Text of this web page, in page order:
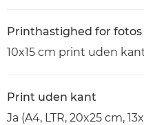
Printhastighed for fotos
10x15 cm print uden
Print uden kant
Ja (A4, LTR, 20x25 cm,